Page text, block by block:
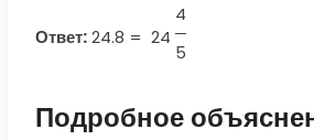
Ответ: 24.8 = 24
4
5
Подробное